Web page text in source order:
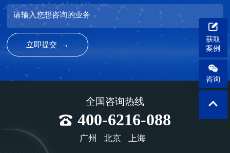
请输入您想咨询的业务
全国咨询热线
400-6216-088
广州 北京 上海
获取
案例
咨询